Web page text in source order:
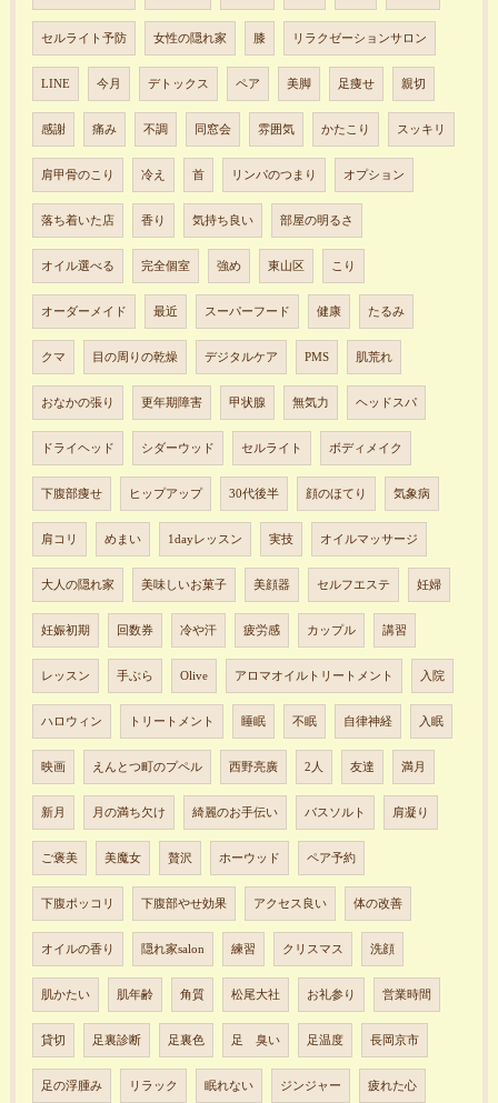
セルライト予防 女性の隠れ家 膝 リラクゼーションサロン
LINE 今月 デトックス ペア 美脚 足痩せ 親切
感謝 痛み 不調 同窓会 雰囲気 かたこり スッキリ
肩甲骨のこり 冷え 首 リンパのつまり オプション
落ち着いた店 香り 気持ち良い 部屋の明るさ
オイル選べる 完全個室 強め 東山区 こり
オーダーメイド 最近 スーパーフード 健康 たるみ
クマ 目の周りの乾燥 デジタルケア PMS 肌荒れ
おなかの張り 更年期障害 甲状腺 無気力 ヘッドスパ
ドライヘッド シダーウッド セルライト ボディメイク
下腹部痩せ ヒップアップ 30代後半 顔のほてり 気象病
肩コリ めまい 1dayレッスン 実技 オイルマッサージ
大人の隠れ家 美味しいお菓子 美顔器 セルフエステ 妊婦
妊娠初期 回数券 冷や汗 疲労感 カップル 講習
レッスン 手ぶら Olive アロマオイルトリートメント 入院
ハロウィン トリートメント 睡眠 不眠 自律神経 入眠
映画 えんとつ町のプペル 西野亮廣 2人 友達 満月
新月 月の満ち欠け 綺麗のお手伝い バスソルト 肩凝り
ご褒美 美魔女 贅沢 ホーウッド ペア予約
下腹ポッコリ 下腹部やせ効果 アクセス良い 体の改善
オイルの香り 隠れ家salon 練習 クリスマス 洗顔
肌かたい 肌年齢 角質 松尾大社 お礼参り 営業時間
貸切 足裏診断 足裏色 足 臭い 足温度 長岡京市
足の浮腫み リラック 眠れない ジンジャー 疲れた心